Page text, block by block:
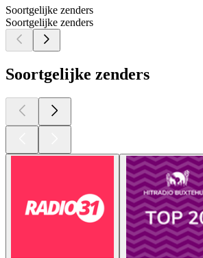
Soortgelijke zenders
Soortgelijke zenders
Soortgelijke zenders